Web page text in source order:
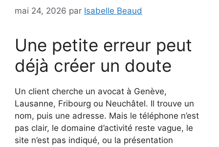
mai 24, 2026 par Isabelle Beaud
Une petite erreur peut
déjà créer un doute
Un client cherche un avocat à Genève,
Lausanne, Fribourg ou Neuchâtel. Il trouve un
nom, puis une adresse. Mais le téléphone n’est
pas clair, le domaine d’activité reste vague, le
site n’est pas indiqué, ou la présentation